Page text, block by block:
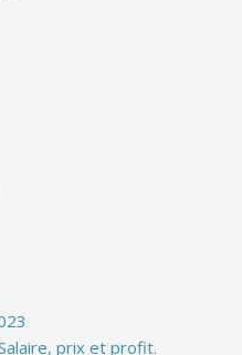
prix et profit.